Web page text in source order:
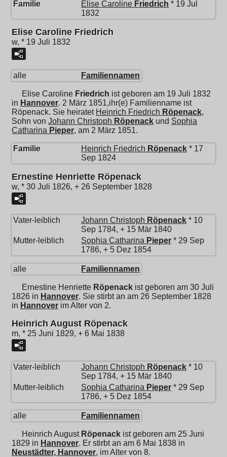
Familie Elise Caroline Friedrich * 19 Jul
1832
Elise Caroline Friedrich
w, * 19 Juli 1832
alle Familiennamen
Elise Caroline Friedrich ist geboren am 19 Juli 1832
in Hannover. 2 März 1851,ihr(e) Familienname ist
Röpenack. Sie heiratet Heinrich Friedrich Röpenack,
Sohn von Johann Christoph Röpenack und Sophia
Catharina Pieper, am 2 März 1851.
Familie Heinrich Friedrich Röpenack * 17
Sep 1824
Ernestine Henriette Röpenack
w, * 30 Juli 1826, + 26 September 1828
Vater-leiblich Johann Christoph Röpenack * 10
Sep 1784, + 15 Mär 1840
Mutter-leiblich
Sophia Catharina Pieper * 29 Sep
1786, + 5 Dez 1854
alle Familiennamen
Ernestine Henriette Röpenack ist geboren am 30 Juli
1826 in Hannover. Sie stirbt an am 26 September 1828
in Hannover im Alter von 2.
Heinrich August Röpenack
m, * 25 Juni 1829, + 6 Mai 1838
Vater-leiblich Johann Christoph Röpenack * 10
Sep 1784, + 15 Mär 1840
Mutter-leiblich
Sophia Catharina Pieper * 29 Sep
1786, + 5 Dez 1854
alle Familiennamen
Heinrich August Röpenack ist geboren am 25 Juni
1829 in Hannover. Er stirbt an am 6 Mai 1838 in
Neustädter, Hannover, im Alter von 8.